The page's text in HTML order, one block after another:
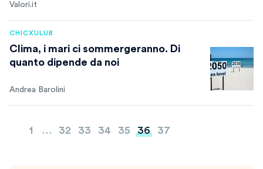
Valori.it
CHICXULUB
Clima, i mari ci sommergeranno. Di
quanto dipende da noi
Andrea Barolini
Paginazione
1 … 32 33 34 35 36 37